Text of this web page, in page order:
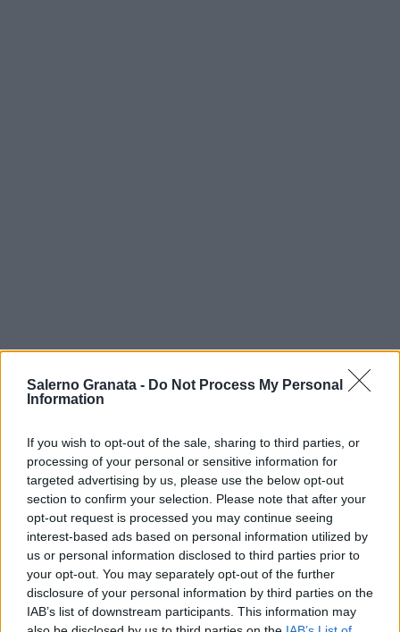
Salerno Granata - Do Not Process My Personal
Information
If you wish to opt-out of the sale, sharing to third parties, or
processing of your personal or sensitive information for
targeted advertising by us, please use the below opt-out
section to confirm your selection. Please note that after your
opt-out request is processed you may continue seeing
interest-based ads based on personal information utilized by
us or personal information disclosed to third parties prior to
your opt-out. You may separately opt-out of the further
disclosure of your personal information by third parties on the
IAB’s list of downstream participants. This information may